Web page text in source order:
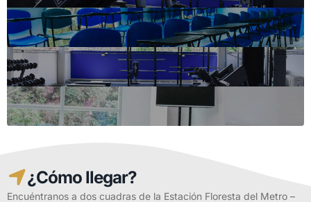
¿Cómo llegar?
Encuéntranos a dos cuadras de la Estación Floresta del Metro –